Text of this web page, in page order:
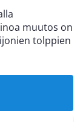
muutos on
tolppien